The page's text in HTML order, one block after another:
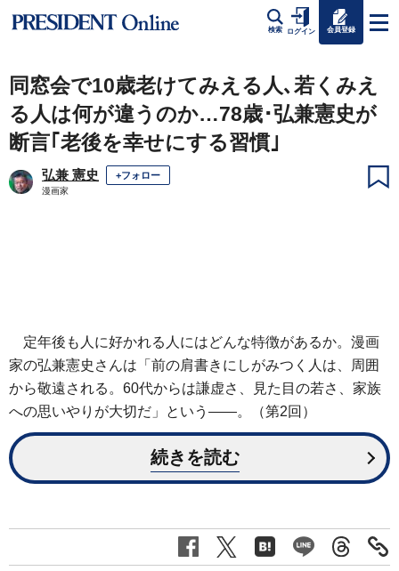
検索 ログイン 会員登録
同窓会で10歳老けてみえる人､若くみえ
る人は何が違うのか…78歳･弘兼憲史が
断言｢老後を幸せにする習慣｣
弘兼 憲史 +フォロー
漫画家
定年後も人に好かれる人にはどんな特徴があるか。漫画
家の弘兼憲史さんは「前の肩書きにしがみつく人は、周囲
から敬遠される。60代からは謙虚さ、見た目の若さ、家族
への思いやりが大切だ」という――。（第2回）
続きを読む